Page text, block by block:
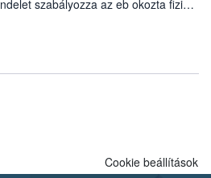
szabályozza az eb okozta fizikai
keletkezésekor felmerülő
a veszélyes eb tartását és annak
Cookie beállítások